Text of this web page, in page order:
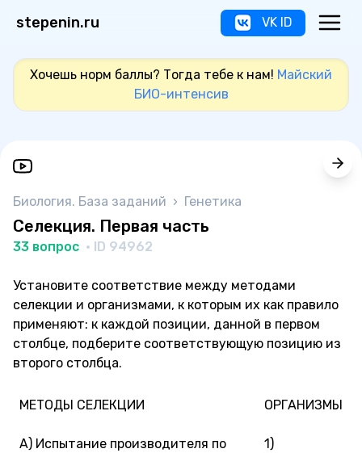
stepenin.ru VK ID
Хочешь норм баллы? Тогда тебе к нам! Майский
БИО-интенсив
Биология. База заданий › Генетика
Селекция. Первая часть
33 вопрос · ID 94962
Установите соответствие между методами
селекции и организмами, к которым их как правило
применяют: к каждой позиции, данной в первом
столбце, подберите соответствующую позицию из
второго столбца.
МЕТОДЫ СЕЛЕКЦИИ ОРГАНИЗМЫ
А) Испытание производителя по
1)